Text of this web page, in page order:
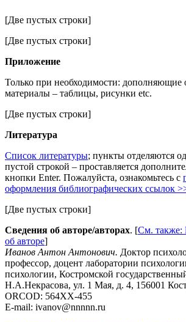
[Две пустых строки]
[Две пустых строки]
Приложение
Только при необходимости: дополняющие
материалы – таблицы, рисунки etc.
[Две пустых строки]
Литература
Список литературы; пункты отделяются
пустой строкой – проставляется
кнопки Enter. Пожалуйста, ознакомьтесь с
оформления библиографических ссылок
[Две пустых строки]
Сведения об авторе/авторах. [См. также:
об авторе]
Иванов Антон Антонович. Доктор
профессор, доцент лаборатории
психологии, Костромской
Н.А.Некрасова, ул. 1 Мая, д. 4, 156001
ORCOD: 564XX-455
E-mail: ivanov@nnnnn.ru